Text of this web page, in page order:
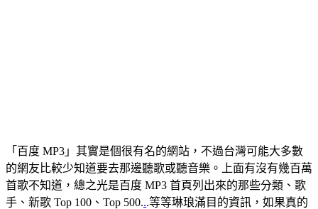
「百度 MP3」其實是個很有名的網站，不過台灣可能大多數
的網友比較少知道要去那邊聽歌或聽音樂。上面有沒有幾百萬
首歌不知道，總之光是百度 MP3 首頁列出來的那些分類、歌
手、新歌 Top 100、Top 500...等等琳琅滿目的資訊，如果真的